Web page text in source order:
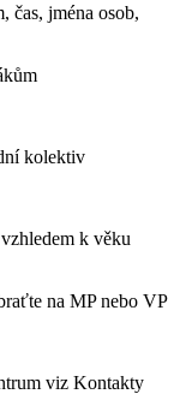
čas, jména osob,
kolektiv
k věku
na MP nebo VP
viz Kontakty